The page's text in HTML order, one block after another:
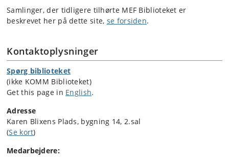
Samlinger, der tidligere tilhørte MEF Biblioteket er
beskrevet her på dette site, se forsiden.
Kontaktoplysninger
Spørg biblioteket
(ikke KOMM Biblioteket)
Get this page in English.
Adresse
Karen Blixens Plads, bygning 14, 2.sal
(Se kort)
Medarbejdere: